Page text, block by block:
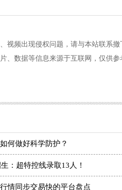
频出现侵权问题，请与本站联系撤
、数据等信息来源于互联网，仅供
何做好科学防护？
：超特控线录取13人！
情同步交易快的平台盘点